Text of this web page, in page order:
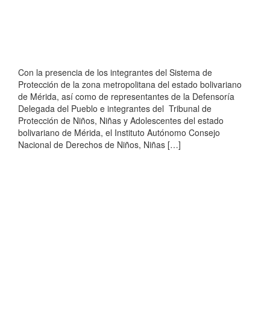
Con la presencia de los integrantes del Sistema de
Protección de la zona metropolitana del estado bolivariano
de Mérida, así como de representantes de la Defensoría
Delegada del Pueblo e integrantes del Tribunal de
Protección de Niños, Niñas y Adolescentes del estado
bolivariano de Mérida, el Instituto Autónomo Consejo
Nacional de Derechos de Niños, Niñas […]